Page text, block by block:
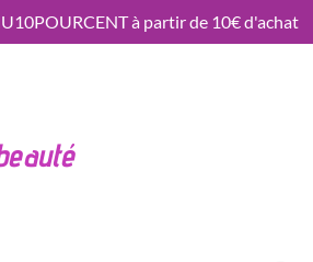
à partir de 10€ d'achat